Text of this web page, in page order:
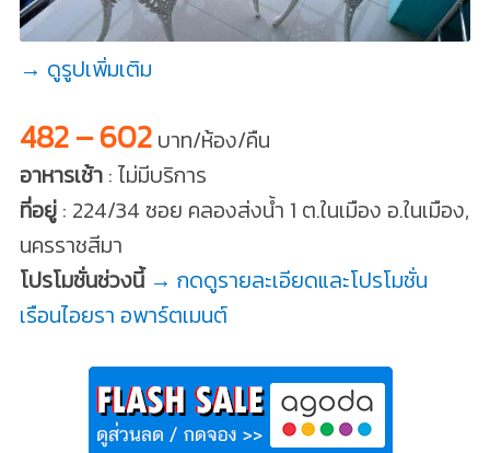
→ ดูรูปเพิ่มเติม
482 – 602บาท/ห้อง/คืน
อาหารเช้า: ไม่มีบริการ
ที่อยู่: 224/34 ซอย คลองส่งน้ำ 1 ต.ในเมือง อ.ในเมือง,
นครราชสีมา
โปรโมชั่นช่วงนี้ → กดดูรายละเอียดและโปรโมชั่น
เรือนไอยรา อพาร์ตเมนต์